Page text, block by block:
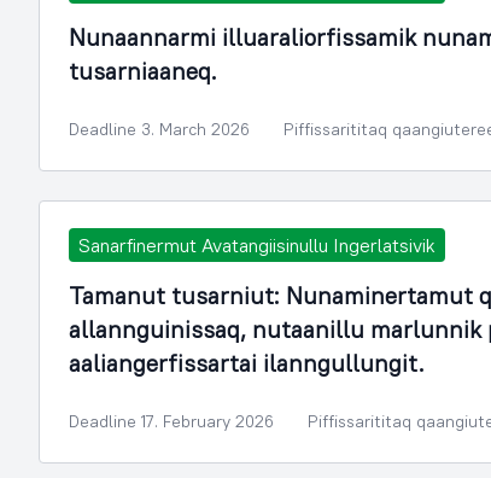
Nunaannarmi illuaraliorfissamik
tusarniaaneq.
Deadline 3. March 2026 Piffissarititaq
Sanarfinermut Avatangiisinullu Ingerlatsivik
Tamanut tusarniut: Nunaminertamut
allannguinissaq, nutaanillu
aaliangerfissartai ilanngullungit.
Deadline 17. February 2026 Piffissarititaq